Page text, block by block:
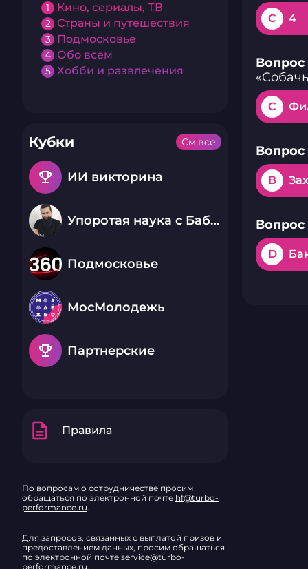
1 Кино, сериалы, ТВ
2 Страны и путешествия
3 Подмосковье
4 Обо всем
5 Хобби и развлечения
Кубки
emoji_events ИИ викторина
Упоротая наука с Бабаем Лютым
Подмосковье
МосМолодежь
emoji_events Партнерские
См.все
description Правила
По вопросам о сотрудничестве просим
обращаться по электронной почте hf@turbo-
performance.ru.
Для запросов, связанных с выплатой призов и
предоставлением данных, просим обращаться
по электронной почте service@turbo-
performance.ru.
C 4
Вопрос
C
Вопрос
B
Вопрос
D